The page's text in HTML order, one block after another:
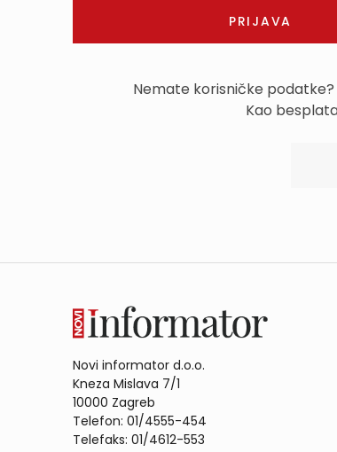
Nemate korisničke podatke?
Kao
Novi informator d.o.o.
Kneza Mislava 7/1
10000 Zagreb
Telefon: 01/4555-454
Telefaks: 01/4612-553